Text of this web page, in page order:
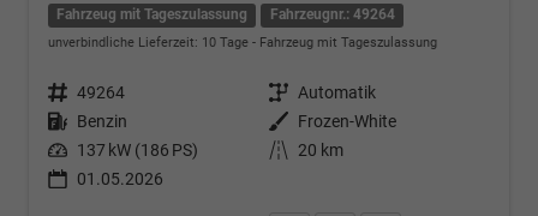
Fahrzeug mit Tageszulassung Fahrzeugnr.: 49264
unverbindliche Lieferzeit: 10 Tage Fahrzeug mit Tageszulassung
Fahrzeugnr. 49264 Getriebe Automatik
Kraftstoff Benzin Außenfarbe Frozen-White
Leistung 137 kW (186 PS) Kilometerstand
20 km
01.05.2026